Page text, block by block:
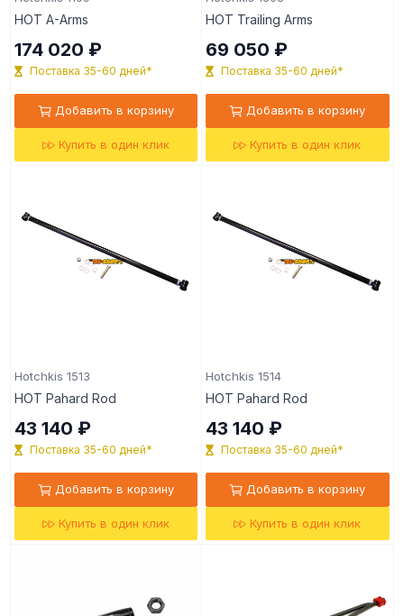
HOT A-Arms
174 020 ₽
Поставка 35-60 дней*
Добавить в корзину
Купить в один клик
HOT Trailing Arms
69 050 ₽
Поставка 35-60 дней*
Добавить в корзину
Купить в один клик
Hotchkis 1513
HOT Pahard Rod
43 140 ₽
Поставка 35-60 дней*
Добавить в корзину
Купить в один клик
Hotchkis 1514
HOT Pahard Rod
43 140 ₽
Поставка 35-60 дней*
Добавить в корзину
Купить в один клик